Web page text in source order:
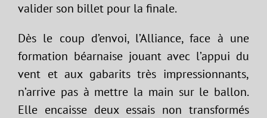
valider son billet pour la finale.
Dès le coup d’envoi, l’Alliance, face à une
formation béarnaise jouant avec l’appui du
vent et aux gabarits très impressionnants,
n’arrive pas à mettre la main sur le ballon.
Elle encaisse deux essais non transformés